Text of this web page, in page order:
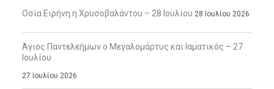
Οσία Ειρήνη η Χρυσοβαλάντου – 28 Ιουλίου 28 Ιουλίου 2026
Άγιος Παντελεήμων ο Μεγαλομάρτυς και Ιαματικός – 27
Ιουλίου
27 Ιουλίου 2026